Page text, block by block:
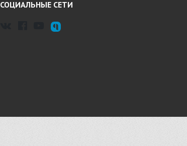
СОЦИАЛЬНЫЕ СЕТИ